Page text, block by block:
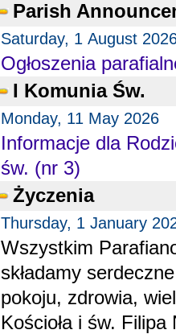
Parish
Saturday, 1 August
Ogłoszenia
I Komunia Św.
Monday, 11 May 2026
Informacje dla
św. (nr 3)
Życzenia
Thursday, 1 January
Wszystkim
składamy
pokoju, zdrowia,
Kościoła i św. Filipa